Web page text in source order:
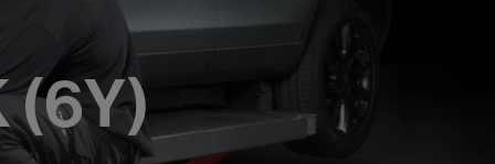
(6Y)